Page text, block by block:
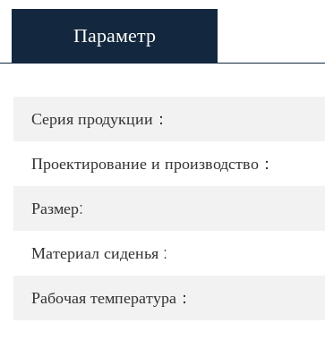
Параметр
Серия продукции：
Проектирование и производство：
Размер:
Материал сиденья :
Рабочая температура：